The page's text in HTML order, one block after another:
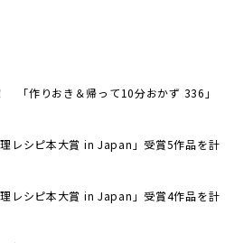
「作りおき＆帰って10分おかず 336」
理レシピ本大賞 in Japan」受賞5作品を計
理レシピ本大賞 in Japan」受賞4作品を計